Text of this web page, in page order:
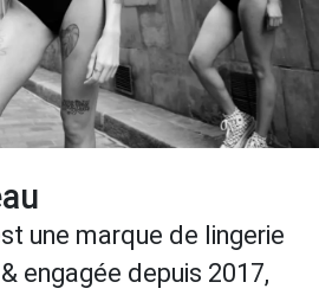
une marque de lingerie
engagée depuis 2017,